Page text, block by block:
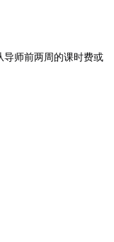
师前两周的课时费或